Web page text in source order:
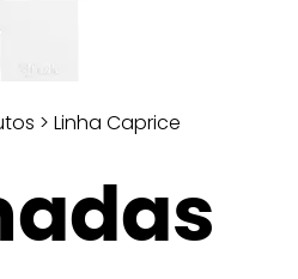
> Linha Caprice